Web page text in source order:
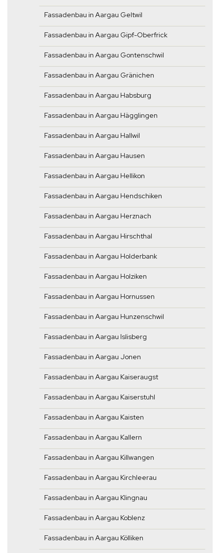
Fassadenbau in Aargau Geltwil
Fassadenbau in Aargau Gipf-Oberfrick
Fassadenbau in Aargau Gontenschwil
Fassadenbau in Aargau Gränichen
Fassadenbau in Aargau Habsburg
Fassadenbau in Aargau Hägglingen
Fassadenbau in Aargau Hallwil
Fassadenbau in Aargau Hausen
Fassadenbau in Aargau Hellikon
Fassadenbau in Aargau Hendschiken
Fassadenbau in Aargau Herznach
Fassadenbau in Aargau Hirschthal
Fassadenbau in Aargau Holderbank
Fassadenbau in Aargau Holziken
Fassadenbau in Aargau Hornussen
Fassadenbau in Aargau Hunzenschwil
Fassadenbau in Aargau Islisberg
Fassadenbau in Aargau Jonen
Fassadenbau in Aargau Kaiseraugst
Fassadenbau in Aargau Kaiserstuhl
Fassadenbau in Aargau Kaisten
Fassadenbau in Aargau Kallern
Fassadenbau in Aargau Killwangen
Fassadenbau in Aargau Kirchleerau
Fassadenbau in Aargau Klingnau
Fassadenbau in Aargau Koblenz
Fassadenbau in Aargau Kölliken